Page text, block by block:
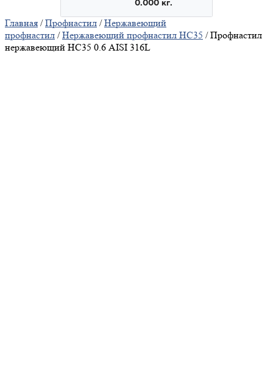
Главная /Профнастил /Нержавеющий
профнастил /Нержавеющий профнастил НС35 / Профнастил
нержавеющий НС35 0.6 AISI 316L